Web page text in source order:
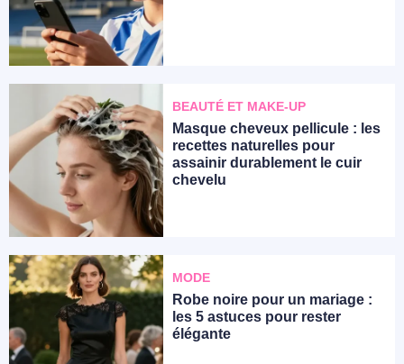
BEAUTÉ ET MAKE-UP
Masque cheveux pellicule : les
recettes naturelles pour
assainir durablement le cuir
chevelu
MODE
Robe noire pour un mariage :
les 5 astuces pour rester
élégante